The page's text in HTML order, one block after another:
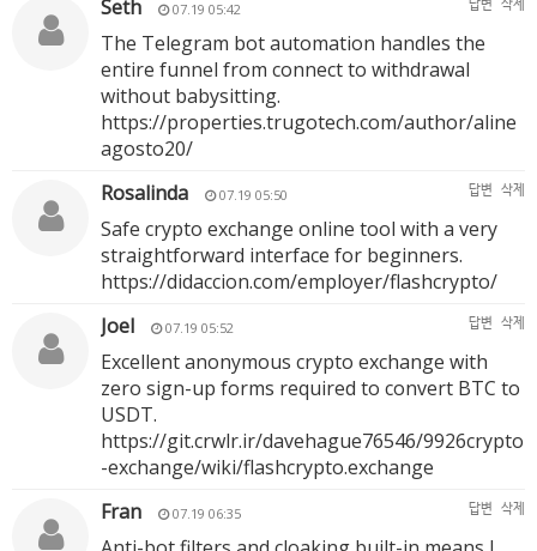
Seth
07.19 05:42
The Telegram bot automation handles the
entire funnel from connect to withdrawal
without babysitting.
https://properties.trugotech.com/author/aline
agosto20/
Rosalinda
07.19 05:50 답변 삭제
Safe crypto exchange online tool with a very
straightforward interface for beginners.
https://didaccion.com/employer/flashcrypto/
Joel
07.19 05:52 답변 삭제
Excellent anonymous crypto exchange with
zero sign-up forms required to convert BTC to
USDT.
https://git.crwlr.ir/davehague76546/9926crypto
-exchange/wiki/flashcrypto.exchange
Fran
07.19 06:35 답변 삭제